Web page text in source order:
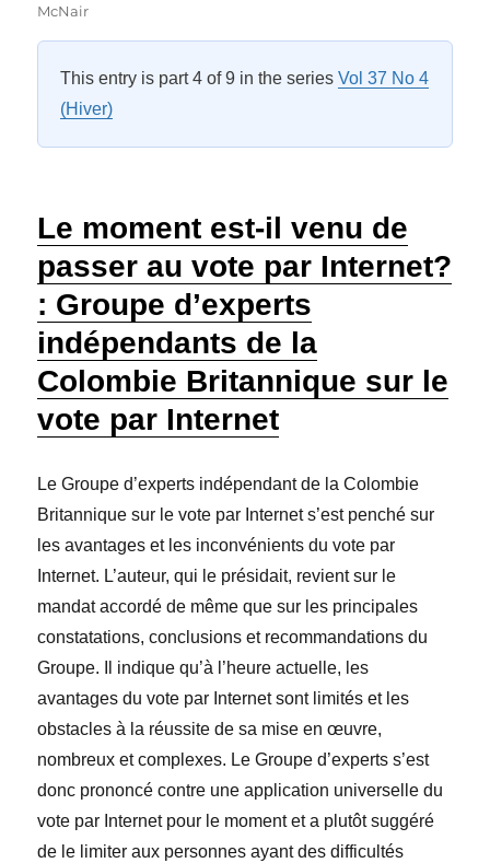
le
McNair
This entry is part 4 of 9 in the seriesVol 37 No 4
(Hiver)
Le moment est-il venu de
passer au vote par Internet?
: Groupe d’experts
indépendants de la
Colombie Britannique sur le
vote par Internet
Le Groupe d’experts indépendant de la Colombie
Britannique sur le vote par Internet s’est penché sur
les avantages et les inconvénients du vote par
Internet. L’auteur, qui le présidait, revient sur le
mandat accordé de même que sur les principales
constatations, conclusions et recommandations du
Groupe. Il indique qu’à l’heure actuelle, les
avantages du vote par Internet sont limités et les
obstacles à la réussite de sa mise en œuvre,
nombreux et complexes. Le Groupe d’experts s’est
donc prononcé contre une application universelle du
vote par Internet pour le moment et a plutôt suggéré
de le limiter aux personnes ayant des difficultés